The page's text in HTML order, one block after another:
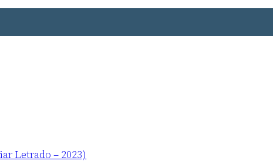
Letrado – 2023)